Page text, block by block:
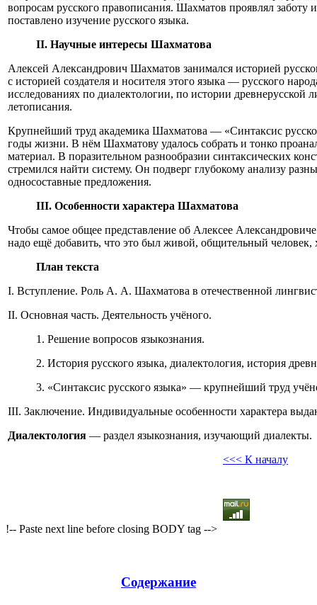
вопросам русского правописания. Шахматов проявлял
поставлено изучение русского языка.
II. Научные интересы Шахматова
Алексей Александрович Шахматов занимался историей
с историей создателя и носителя этого языка — русского
исследованиях по диалектологии, по истории древнерусской
летописания.
Крупнейший труд академика Шахматова — «Синтаксис
годы жизни. В нём Шахматову удалось собрать и тонко
материал. В поразительном разнообразии синтаксических
стремился найти систему. Он подверг глубокому анализу
односоставные предложения.
III. Особенности характера Шахматова
Чтобы самое общее представление об Алексее
надо ещё добавить, что это был живой, общительный человек,
План текста
I. Вступление. Роль А. А. Шахматова в отечественной
II. Основная часть. Деятельность учёного.
1. Решение вопросов языкознания.
2. История русского языка, диалектология, история
3. «Синтаксис русского языка» — крупнейший труд
III. Заключение. Индивидуальные особенности характера
Диалектология — раздел языкознания, изучающий диалекты.
<<< К началу
!-- Paste next line before closing BODY tag -->
Содержание